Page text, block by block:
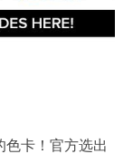
色卡！官方选出